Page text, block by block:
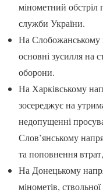
мінометний обстріл
служби України.
На Слобожанському
основні зусилля на
оборони.
На Харківському
зосереджує на
недопущенні
Слов’янському
та поповнення
На Донецькому
мінометів,